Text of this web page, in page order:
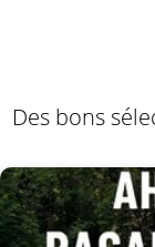
Des bons